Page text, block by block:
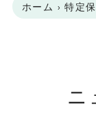
ホーム › 特定
ニ